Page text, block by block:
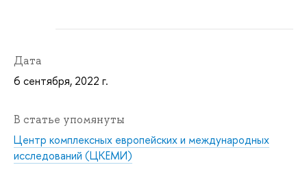
Дата
6 сентября, 2022 г.
В статье упомянуты
Центр комплексных европейских и международных
исследований (ЦКЕМИ)